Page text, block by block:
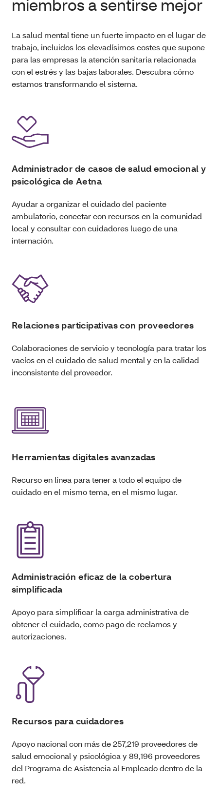
miembros a sentirse mejor
La salud mental tiene un fuerte impacto en el lugar de
trabajo, incluidos los elevadísimos costes que supone
para las empresas la atención sanitaria relacionada
con el estrés y las bajas laborales. Descubra cómo
estamos transformando el sistema.
Administrador de casos de salud emocional y
psicológica de Aetna
Ayudar a organizar el cuidado del paciente
ambulatorio, conectar con recursos en la comunidad
local y consultar con cuidadores luego de una
internación.
Relaciones participativas con proveedores
Colaboraciones de servicio y tecnología para tratar los
vacíos en el cuidado de salud mental y en la calidad
inconsistente del proveedor.
Herramientas digitales avanzadas
Recurso en línea para tener a todo el equipo de
cuidado en el mismo tema, en el mismo lugar.
Administración eficaz de la cobertura
simplificada
Apoyo para simplificar la carga administrativa de
obtener el cuidado, como pago de reclamos y
autorizaciones.
Recursos para cuidadores
Apoyo nacional con más de 257,219 proveedores de
salud emocional y psicológica y 89,196 proveedores
del Programa de Asistencia al Empleado dentro de la
red.